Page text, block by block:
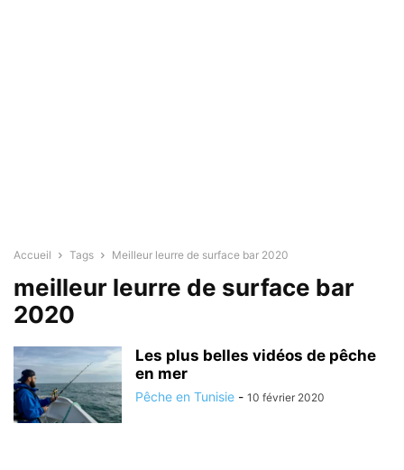
Accueil Tags Meilleur leurre de surface bar 2020
meilleur leurre de surface bar
2020
Les plus belles vidéos de pêche
en mer
Pêche en Tunisie - 10 février 2020